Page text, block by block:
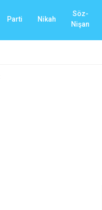
Parti Nikah
Söz-
Nişan